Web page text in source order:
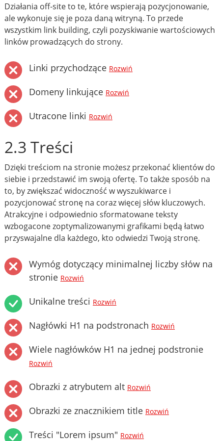
Działania off-site to te, które wspierają pozycjonowanie,
ale wykonuje się je poza daną witryną. To przede
wszystkim link building, czyli pozyskiwanie wartościowych
linków prowadzących do strony.
Linki przychodzące Rozwiń
Domeny linkujące Rozwiń
Utracone linki Rozwiń
2.3 Treści
Dzięki treściom na stronie możesz przekonać klientów do
siebie i przedstawić im swoją ofertę. To także sposób na
to, by zwiększać widoczność w wyszukiwarce i
pozycjonować stronę na coraz więcej słów kluczowych.
Atrakcyjne i odpowiednio sformatowane teksty
wzbogacone zoptymalizowanymi grafikami będą łatwo
przyswajalne dla każdego, kto odwiedzi Twoją stronę.
Wymóg dotyczący minimalnej liczby słów na
stronie Rozwiń
Unikalne treści Rozwiń
Nagłówki H1 na podstronach Rozwiń
Wiele nagłówków H1 na jednej podstronie
Rozwiń
Obrazki z atrybutem alt Rozwiń
Obrazki ze znacznikiem title Rozwiń
Treści "Lorem ipsum" Rozwiń